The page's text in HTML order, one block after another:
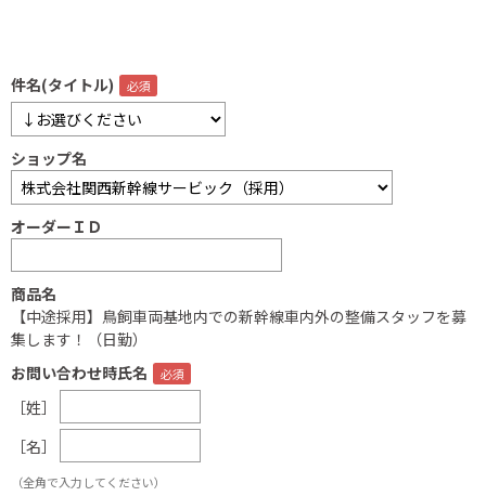
件名(タイトル)
ショップ名
オーダーＩＤ
商品名
【中途採用】鳥飼車両基地内での新幹線車内外の整備スタッフを募
集します！（日勤）
お問い合わせ時氏名
［姓］
［名］
（全角で入力してください）